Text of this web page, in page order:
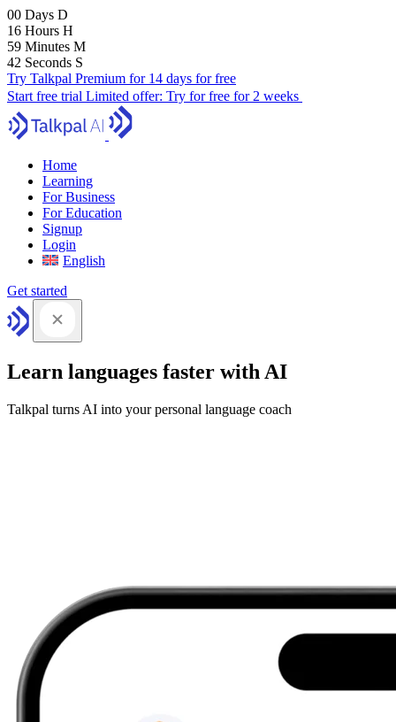
00 Days D
16 Hours H
59 Minutes M
41 Seconds S
Try Talkpal Premium for 14 days for free
Start free trial Limited offer: Try for free for 2 weeks
Home
Learning
For Business
For Education
Signup
Login
English
Get started
Learn languages faster with AI
Talkpal turns AI into your personal language coach